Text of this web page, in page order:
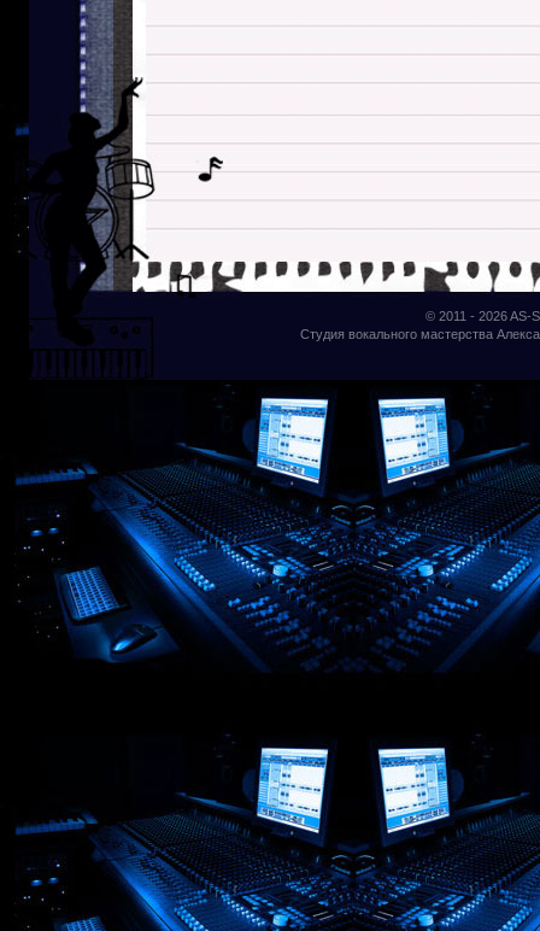
© 2011 - 2026AS-
Студия вокального мастерства